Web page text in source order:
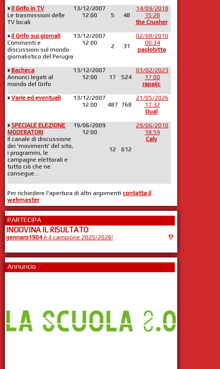
» Il Grifo in TV
Le trasmissioni delle
TV locali
13/12/2007
12:00
5 48
14/09/2018
15:28
the Crusher
» Il Grifo sui giornali
Commenti e
discussioni sul mondo
giornalistico del Perugia
13/12/2007
12:00
2 31
02/08/2010
00:34
paolobitta
» Bacheca
Annunci legati al
mondo del Grifo
13/12/2007
12:00
17 524
01/02/2023
17:00
rapaijc
» Varie ed eventuali
13/12/2007
12:00
487 768
21/05/2026
17:32
Dual
» SPECIALE ELEZIONE
MODERATORI
Il canale di discussione
dei 'movimenti' del sito,
i programmi, le
campagne elettorali e
tutto ciò che ne
consegue...
19/06/2009
12:00
12 612
29/06/2010
18:59
Caly
Per richiedere l'apertura di altri argomenti contatta il
webmaster.
PARTECIPA
INDOVINA IL RISULTATO
gennaro1904è il campione 2025/2026!
Annuncio